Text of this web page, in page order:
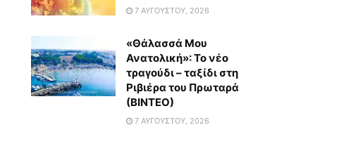
7 ΑΥΓΟΎΣΤΟΥ, 2026
«Θάλασσά Μου
Ανατολική»: Το νέο
τραγούδι – ταξίδι στη
Ριβιέρα του Πρωταρά
(ΒΙΝΤΕΟ)
7 ΑΥΓΟΎΣΤΟΥ, 2026